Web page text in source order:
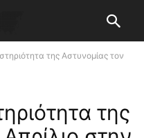
της Αστυνομίας τον
της